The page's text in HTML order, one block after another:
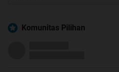
Komunitas Pilihan